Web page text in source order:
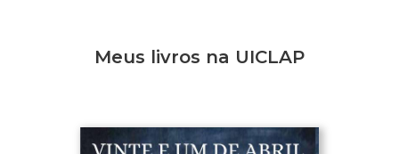
Meus livros na UICLAP